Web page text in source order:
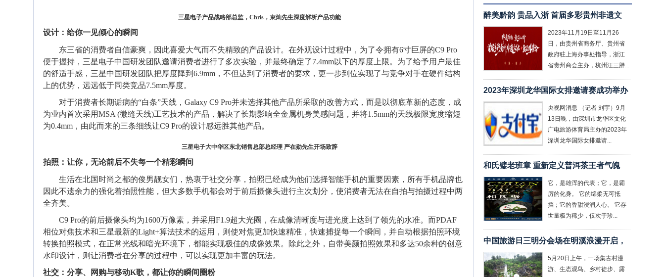
三星电子产品战略部总监，Chris，束灿先生深度解析产品功能
设计：给你一见倾心的瞬间
东三省的消费者自信豪爽，因此喜爱大气而不失精致的产品设计。在外观设计过程中，为了令拥有6寸巨屏的C9 Pro
便于握持，三星电子中国研发团队邀请消费者进行了多次实验，并最终确定了7.4mm以下的厚度上限。为了给予用户最佳
的舒适手感，三星中国研发团队把厚度降到6.9mm，不但达到了消费者的要求，更一步到位实现了与竞争对手在硬件结构
上的优势，远远低于同类竞品7.5mm厚度。
对于消费者长期诟病的“白条”天线，Galaxy C9 Pro并未选择其他产品所采取的改善方式，而是以彻底革新的态度，成
为业内首次采用MSA (微缝天线)工艺技术的产品，解决了长期影响全金属机身美感问题，并将1.5mm的天线极限宽度缩短
为0.4mm，由此而来的三条细线让C9 Pro的设计感远胜其他产品。
三星电子大中华区东北销售总部总经理 严在勋先生开场致辞
拍照：让你，无论前后不失每一个精彩瞬间
生活在北国时尚之都的俊男靓女们，热衷于社交分享，拍照已经成为他们选择智能手机的重要因素，所有手机品牌也
因此不遗余力的强化着拍照性能，但大多数手机都会对于前后摄像头进行主次划分，使消费者无法在自拍与拍摄过程中两
全齐美。
C9 Pro的前后摄像头均为1600万像素，并采用F1.9超大光圈，在成像清晰度与进光度上达到了领先的水准。而PDAF
相位对焦技术和三星最新的Light+算法技术的运用，则使对焦更加快速精准，快速捕捉每一个瞬间，并自动根据拍照环境
转换拍照模式，在正常光线和暗光环境下，都能实现极佳的成像效果。除此之外，自带美颜拍照效果和多达50余种的创意
水印设计，则让消费者在分享的过程中，可以实现更加丰富的玩法。
社交：分享、网购与移动K歌，都让你的瞬间圈粉
醉美黔韵 贵品入浙 首届多彩贵州非遗文
2023年11月19日至11月26
日，由贵州省商务厅、贵州省
政府驻上海办事处指导，浙江
省贵州商会主办，杭州汪三胖...
2023年深圳龙华国际女排邀请赛成功举办
央视网消息 （记者 刘宇）9月
13日晚，由深圳市龙华区文化
广电旅游体育局主办的2023年
深圳龙华国际女排邀请...
和氏璧老班章 重新定义普洱茶王者气魄
它，是雄浑的代表；它，是霸
厉的化身。 它的绵柔无可抵
挡；它的香甜浸润人心。 它存
世量极为稀少，仅次于珍...
中国旅游日三明分会场在明溪浪漫开启，
5月20日上午，一场集古村漫
游、生态观鸟、乡村徒步、露